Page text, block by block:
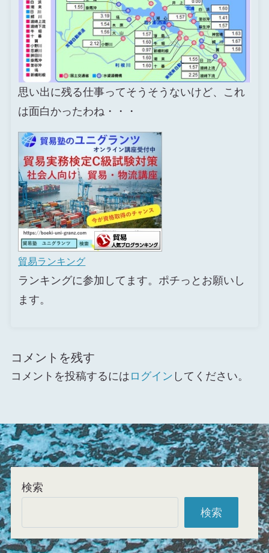
思い出に残る仕事ってそうそうないけど、これ
は面白かったわね・・・
貿易ランキング
ランキングに参加してます。ポチっとお願いし
ます。
コメントを残す
コメントを投稿するにはログイン してください。
検索
検索